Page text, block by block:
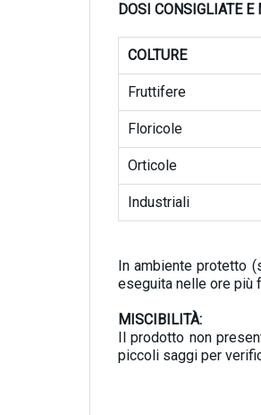
DOSI CONSIGLIATE
COLTURE
Fruttifere
Floricole
Orticole
Industriali
In ambiente protetto
eseguita nelle ore più
MISCIBILITÀ:
Il prodotto non
piccoli saggi per